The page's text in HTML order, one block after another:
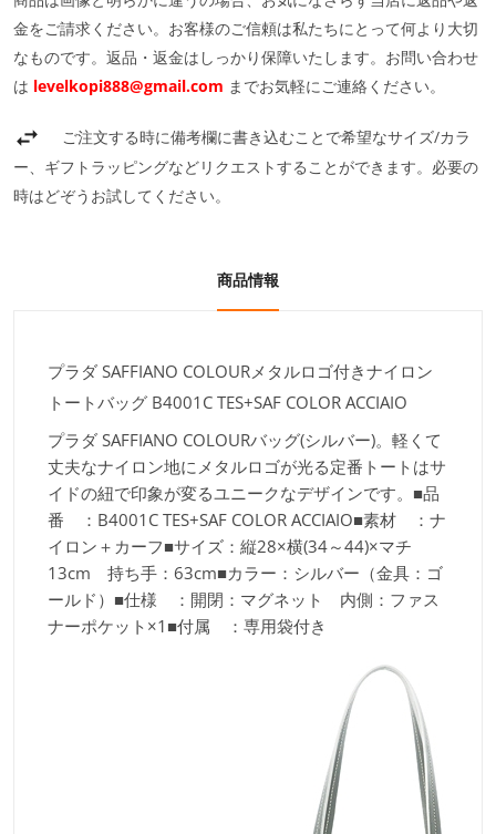
金をご請求ください。お客様のご信頼は私たちにとって何より大切
なものです。返品・返金はしっかり保障いたします。お問い合わせ
は levelkopi888@gmail.com までお気軽にご連絡ください。
ご注文する時に備考欄に書き込むことで希望なサイズ/カラ
ー、ギフトラッピングなどリクエストすることができます。必要の
時はどぞうお試してください。
商品情報
プラダ SAFFIANO COLOURメタルロゴ付きナイロン
トートバッグ B4001C TES+SAF COLOR ACCIAIO
プラダ SAFFIANO COLOURバッグ(シルバー)。軽くて
丈夫なナイロン地にメタルロゴが光る定番トートはサ
イドの紐で印象が変るユニークなデザインです。■品
番 ：B4001C TES+SAF COLOR ACCIAIO■素材 ：ナ
イロン＋カーフ■サイズ：縦28×横(34～44)×マチ
13cm 持ち手：63cm■カラー：シルバー（金具：ゴ
ールド）■仕様 ：開閉：マグネット 内側：ファス
ナーポケット×1■付属 ：専用袋付き